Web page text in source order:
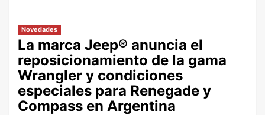
Novedades
La marca Jeep® anuncia el
reposicionamiento de la gama
Wrangler y condiciones
especiales para Renegade y
Compass en Argentina